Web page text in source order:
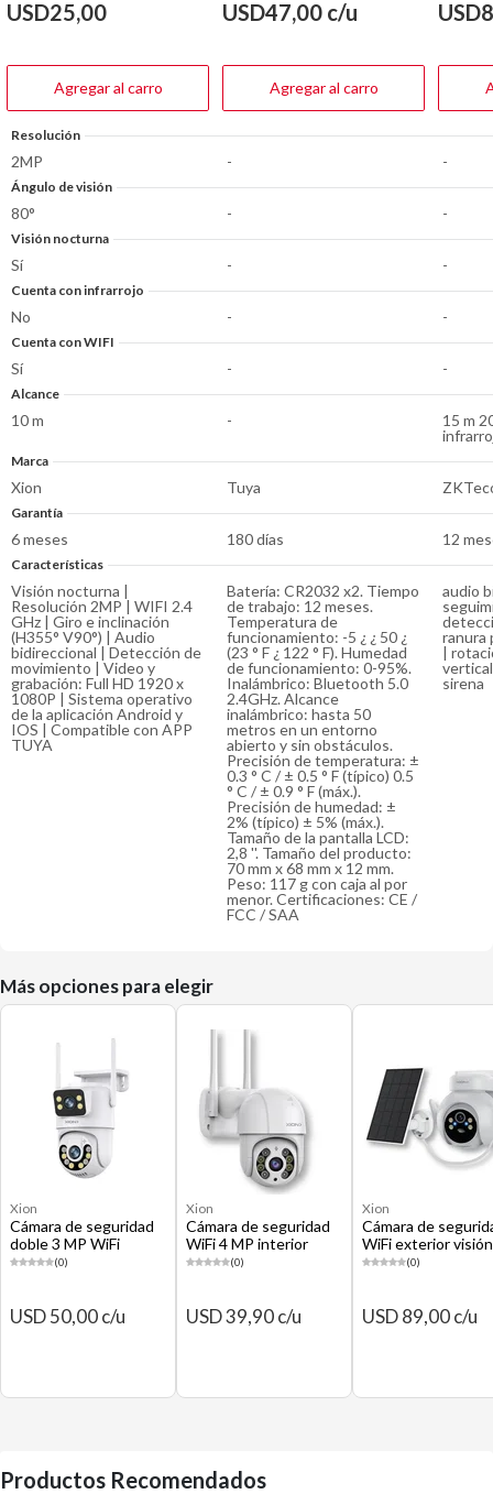
de
5
USD25,00
Agregar al carro
de
5
USD47,00 c/u
Agregar al carro
de
5
USD
Resolución
2MP - -
Ángulo de visión
80° - -
Visión nocturna
Sí - -
Cuenta con infrarrojo
No - -
Cuenta con WIFI
Sí - -
Alcance
10 m -
15 m
Marca
Xion Tuya
Garantía
6 meses 180 días 12
Características
Visión nocturna |
Resolución 2MP | WIFI 2.4
GHz | Giro e inclinación
(H355° V90°) | Audio
bidireccional | Detección de
movimiento | Video y
grabación: Full HD 1920 x
1080P | Sistema operativo
de la aplicación Android y
IOS | Compatible con APP
TUYA
Batería: CR2032 x2. Tiempo
de trabajo: 12 meses.
Temperatura de
funcionamiento: -5 ¿ ¿ 50 ¿
(23 ° F ¿ 122 ° F). Humedad
de funcionamiento: 0-95%.
Inalámbrico: Bluetooth 5.0
2.4GHz. Alcance
inalámbrico: hasta 50
metros en un entorno
abierto y sin obstáculos.
Precisión de temperatura: ±
0.3 ° C / ± 0.5 ° F (típico) 0.5
° C / ± 0.9 ° F (máx.).
Precisión de humedad: ±
2% (típico) ± 5% (máx.).
Tamaño de la pantalla LCD:
2,8 ''. Tamaño del producto:
70 mm x 68 mm x 12 mm.
Peso: 117 g con caja al por
menor. Certificaciones: CE /
FCC / SAA
audio
ranura
|
sirena
Más opciones para elegir
Xion
Cámara de seguridad
doble 3 MP WiFi
interior exterior visión
(0)
USD 50,00 c/u
Xion
Cámara de seguridad
WiFi 4 MP interior
exterior visión
(0)
USD 39,90 c/u
Xion
Cámara de
WiFi exterior visión
nocturna
(0)
USD 89,00 c/u
Productos Recomendados